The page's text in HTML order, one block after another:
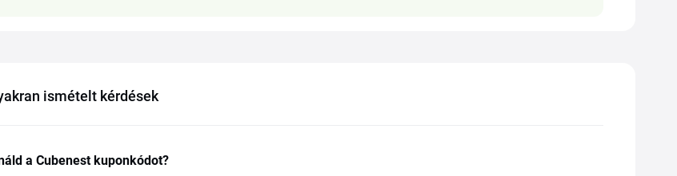
ismételt kérdések
a Cubenest kuponkódot?